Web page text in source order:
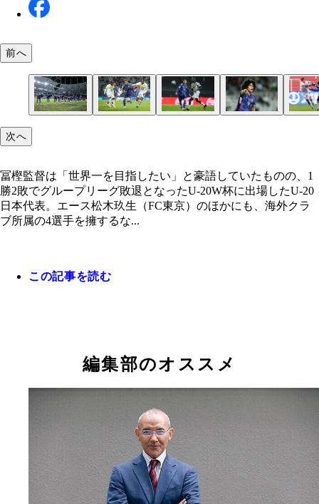
前へ
次へ
冨樫監督は「世界一を目指したい」と豪語していたものの、1
勝2敗でグループリーグ敗退となったU-20W杯に出場したU-20
日本代表。エース松木玖生（FC東京）のほかにも、海外クラ
ブ所属の4選手を擁するな...
この記事を読む
編集部のオススメ